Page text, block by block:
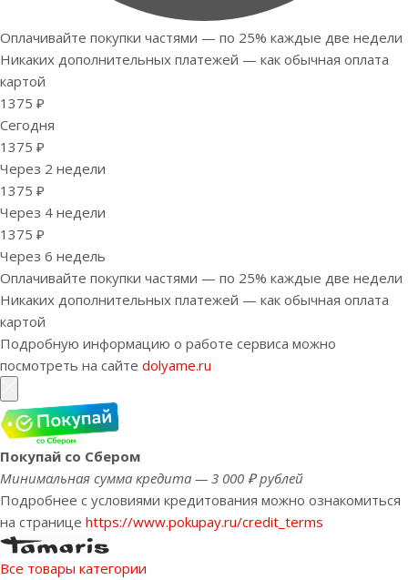
Оплачивайте покупки частями — по 25% каждые две недели
Никаких дополнительных платежей — как обычная оплата
картой
1375 ₽
Сегодня
1375 ₽
Через 2 недели
1375 ₽
Через 4 недели
1375 ₽
Через 6 недель
Оплачивайте покупки частями — по 25% каждые две недели
Никаких дополнительных платежей — как обычная оплата
картой
Подробную информацию о работе сервиса можно
посмотреть на сайте dolyame.ru
Покупай со Сбером
Минимальная сумма кредита — 3 000 ₽ рублей
Подробнее с условиями кредитования можно ознакомиться
на странице https://www.pokupay.ru/credit_terms
Все товары категории